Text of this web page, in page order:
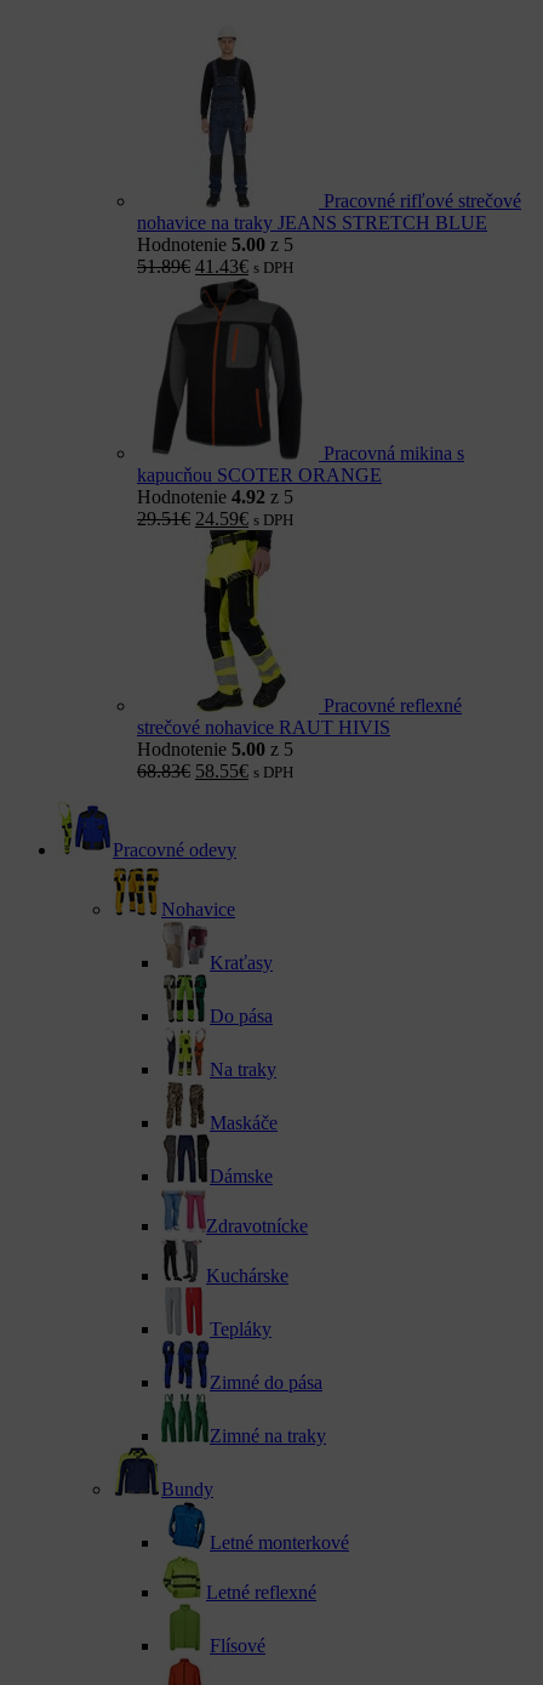
Pracovné rifľové strečové
nohavice na traky JEANS STRETCH BLUE
Hodnotenie 5.00 z 5
51.89€ 41.43€ s DPH
Pracovná mikina s
kapucňou SCOTER ORANGE
Hodnotenie 4.92 z 5
29.51€ 24.59€ s DPH
Pracovné reflexné
strečové nohavice RAUT HIVIS
Hodnotenie 5.00 z 5
68.83€ 58.55€ s DPH
Pracovné odevy
Nohavice
Kraťasy
Do pása
Na traky
Maskáče
Dámske
Zdravotnícke
Kuchárske
Tepláky
Zimné do pása
Zimné na traky
Bundy
Letné monterkové
Letné reflexné
Flísové